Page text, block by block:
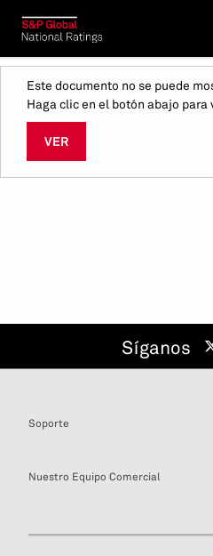
Este documento no se puede
Haga clic en el botón abajo para
VER
Síganos
Soporte
Nuestro Equipo Comercial